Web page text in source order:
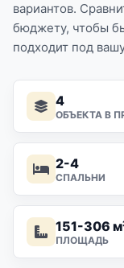
комплексе
цене на
Свяжитесь с
больше о
вариантов.
бюджету, чтобы
подходит под
4
ОБЪЕКТА В
2-4
СПАЛЬНИ
151-306
ПЛОЩАДЬ